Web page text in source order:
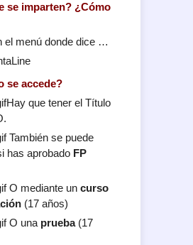
se imparten? ¿Cómo
el menú donde dice …
se accede?
Hay que tener el Título
También se puede
has aprobado FP
O mediante un curso
(17 años)
O una prueba(17